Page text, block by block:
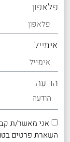
פלאפון
אימייל
הודעה
השארת פרטים